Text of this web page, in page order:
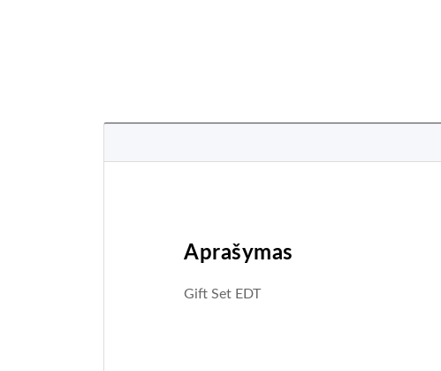
Aprašymas
Gift Set EDT